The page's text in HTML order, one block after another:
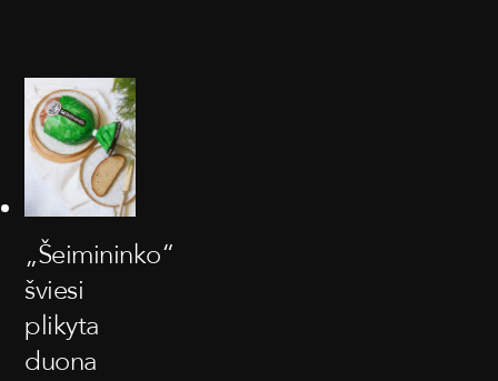
„Šeimininko“
šviesi
plikyta
duona